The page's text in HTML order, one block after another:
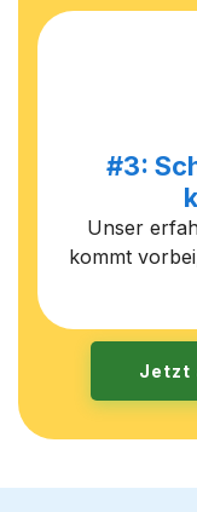
#3:
Unser
kommt
Jetzt